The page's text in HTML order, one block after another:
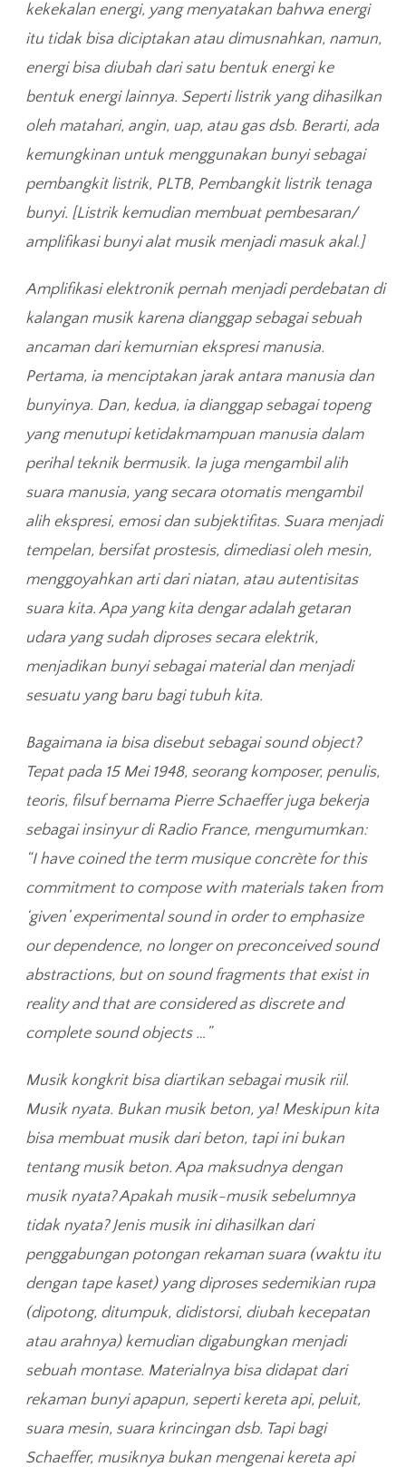
kekekalan energi, yang menyatakan bahwa energi
itu tidak bisa diciptakan atau dimusnahkan, namun,
energi bisa diubah dari satu bentuk energi ke
bentuk energi lainnya. Seperti listrik yang dihasilkan
oleh matahari, angin, uap, atau gas dsb. Berarti, ada
kemungkinan untuk menggunakan bunyi sebagai
pembangkit listrik, PLTB, Pembangkit listrik tenaga
bunyi. [Listrik kemudian membuat pembesaran/
amplifikasi bunyi alat musik menjadi masuk akal.]
Amplifikasi elektronik pernah menjadi perdebatan di
kalangan musik karena dianggap sebagai sebuah
ancaman dari kemurnian ekspresi manusia.
Pertama, ia menciptakan jarak antara manusia dan
bunyinya. Dan, kedua, ia dianggap sebagai topeng
yang menutupi ketidakmampuan manusia dalam
perihal teknik bermusik. Ia juga mengambil alih
suara manusia, yang secara otomatis mengambil
alih ekspresi, emosi dan subjektifitas. Suara menjadi
tempelan, bersifat prostesis, dimediasi oleh mesin,
menggoyahkan arti dari niatan, atau autentisitas
suara kita. Apa yang kita dengar adalah getaran
udara yang sudah diproses secara elektrik,
menjadikan bunyi sebagai material dan menjadi
sesuatu yang baru bagi tubuh kita.
Bagaimana ia bisa disebut sebagai sound object?
Tepat pada 15 Mei 1948, seorang komposer, penulis,
teoris, filsuf bernama Pierre Schaeffer juga bekerja
sebagai insinyur di Radio France, mengumumkan:
“I have coined the term musique concrète for this
commitment to compose with materials taken from
‘given’ experimental sound in order to emphasize
our dependence, no longer on preconceived sound
abstractions, but on sound fragments that exist in
reality and that are considered as discrete and
complete sound objects …”
Musik kongkrit bisa diartikan sebagai musik riil.
Musik nyata. Bukan musik beton, ya! Meskipun kita
bisa membuat musik dari beton, tapi ini bukan
tentang musik beton. Apa maksudnya dengan
musik nyata? Apakah musik-musik sebelumnya
tidak nyata? Jenis musik ini dihasilkan dari
penggabungan potongan rekaman suara (waktu itu
dengan tape kaset) yang diproses sedemikian rupa
(dipotong, ditumpuk, didistorsi, diubah kecepatan
atau arahnya) kemudian digabungkan menjadi
sebuah montase. Materialnya bisa didapat dari
rekaman bunyi apapun, seperti kereta api, peluit,
suara mesin, suara krincingan dsb. Tapi bagi
Schaeffer, musiknya bukan mengenai kereta api